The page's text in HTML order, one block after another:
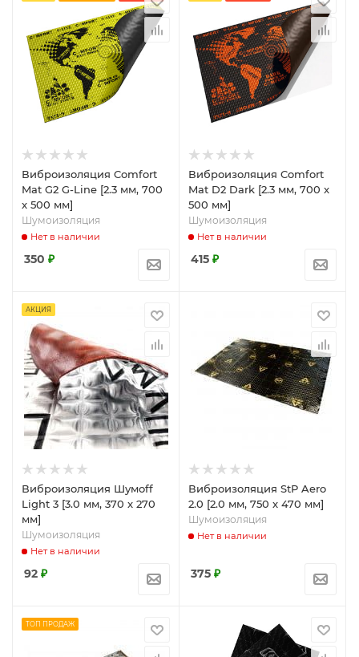
Виброизоляция Comfort
Mat G2 G-Line [2.3 мм, 700
x 500 мм]
Шумоизоляция
Нет в наличии
350 ₽
Виброизоляция Comfort
Mat D2 Dark [2.3 мм, 700 x
500 мм]
Шумоизоляция
Нет в наличии
415 ₽
АКЦИЯ
Виброизоляция Шумоff
Light 3 [3.0 мм, 370 x 270
мм]
Шумоизоляция
Нет в наличии
92 ₽
Виброизоляция StP Aero
2.0 [2.0 мм, 750 x 470 мм]
Шумоизоляция
Нет в наличии
375 ₽
ТОП ПРОДАЖ